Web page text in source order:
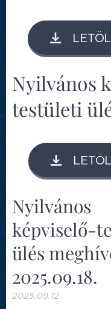
Nyilvános
testületi
Nyilvános
képviselő-
ülés
2025.09.18.
2025.09.12